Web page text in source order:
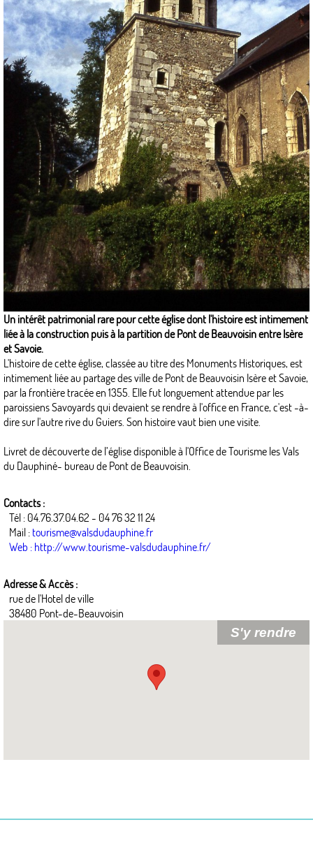
Un intérêt patrimonial rare pour cette église dont l'histoire est intimement
liée à la construction puis à la partition de Pont de Beauvoisin entre Isère
et Savoie.
L'histoire de cette église, classée au titre des Monuments Historiques, est
intimement liée au partage des ville de Pont de Beauvoisin Isère et Savoie,
par la frontière tracée en 1355. Elle fut longuement attendue par les
paroissiens Savoyards qui devaient se rendre à l'office en France, c'est -à-
dire sur l'autre rive du Guiers. Son histoire vaut bien une visite.
Livret de découverte de l’église disponible à l'Office de Tourisme les Vals
du Dauphiné- bureau de Pont de Beauvoisin.
Contacts :
Tél : 04.76.37.04.62 - 04 76 32 11 24
Mail :tourisme@valsdudauphine.fr
Web : http://www.tourisme-valsdudauphine.fr/
Adresse & Accès :
rue de l'Hotel de ville
38480 Pont-de-Beauvoisin